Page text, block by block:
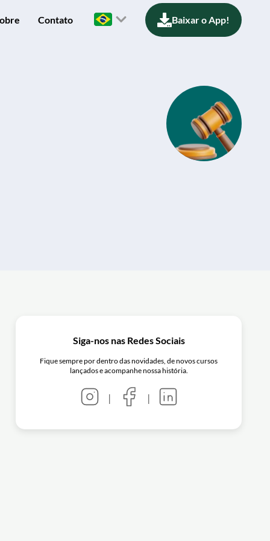
Contato Baixar o App!
Siga-nos nas Redes Sociais
Fique sempre por dentro das novidades, de novos cursos
lançados e acompanhe nossa história.
| |